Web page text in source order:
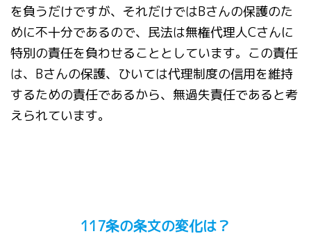
を負うだけですが、それだけではBさんの保護のた
めに不十分であるので、民法は無権代理人Cさんに
特別の責任を負わせることとしています。この責任
は、Bさんの保護、ひいては代理制度の信用を維持
するための責任であるから、無過失責任であると考
えられています。
117条の条文の変化は？